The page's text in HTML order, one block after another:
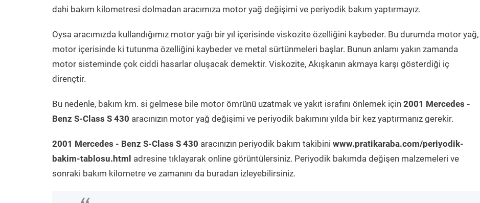
dahi bakım kilometresi dolmadan aracımıza motor yağ değişimi ve periyodik bakım yaptırmayız.
Oysa aracımızda kullandığımız motor yağı bir yıl içerisinde viskozite özelliğini kaybeder. Bu durumda motor yağ,
motor içerisinde ki tutunma özelliğini kaybeder ve metal sürtünmeleri başlar. Bunun anlamı yakın zamanda
motor sisteminde çok ciddi hasarlar oluşacak demektir. Viskozite, Akışkanın akmaya karşı gösterdiği iç
dirençtir.
Bu nedenle, bakım km. si gelmese bile motor ömrünü uzatmak ve yakıt israfını önlemek için 2001 Mercedes -
Benz S-Class S 430 aracınızın motor yağ değişimi ve periyodik bakımını yılda bir kez yaptırmanız gerekir.
2001 Mercedes - Benz S-Class S 430 aracınızın periyodik bakım takibini www.pratikaraba.com/periyodik-
bakim-tablosu.html adresine tıklayarak online görüntülersiniz. Periyodik bakımda değişen malzemeleri ve
sonraki bakım kilometre ve zamanını da buradan izleyebilirsiniz.